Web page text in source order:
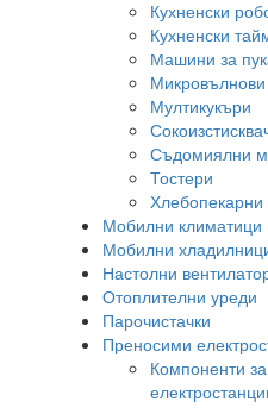
Кухненски
Кухненски
Машини за
Мултикукъри
Съдомиялни
Тостери
Хлебопекарни
Мобилни климатици
Мобилни
Настолни
Отоплителни уреди
Парочистачки
Преносими
Компоненти